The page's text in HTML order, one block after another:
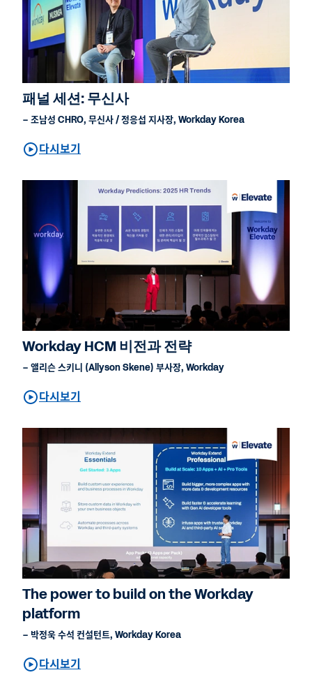
패널 세션: 무신사
– 조남성 CHRO, 무신사 / 정응섭 지사장, Workday Korea
다시보기
Workday HCM 비전과 전략
– 앨리슨 스키니 (Allyson Skene) 부사장, Workday
다시보기
The power to build on the Workday
platform
– 박정욱 수석 컨설턴트, Workday Korea
다시보기